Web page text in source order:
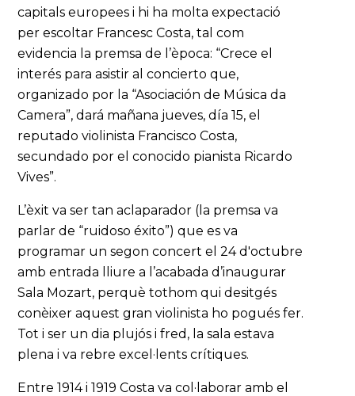
capitals europees i hi ha molta expectació
per escoltar Francesc Costa, tal com
evidencia la premsa de l’època: “Crece el
interés para asistir al concierto que,
organizado por la “Asociación de Música da
Camera”, dará mañana jueves, día 15, el
reputado violinista Francisco Costa,
secundado por el conocido pianista Ricardo
Vives”.
L’èxit va ser tan aclaparador (la premsa va
parlar de “ruidoso éxito”) que es va
programar un segon concert el 24 d'octubre
amb entrada lliure a l’acabada d’inaugurar
Sala Mozart, perquè tothom qui desitgés
conèixer aquest gran violinista ho pogués fer.
Tot i ser un dia plujós i fred, la sala estava
plena i va rebre excel·lents crítiques.
Entre 1914 i 1919 Costa va col·laborar amb el